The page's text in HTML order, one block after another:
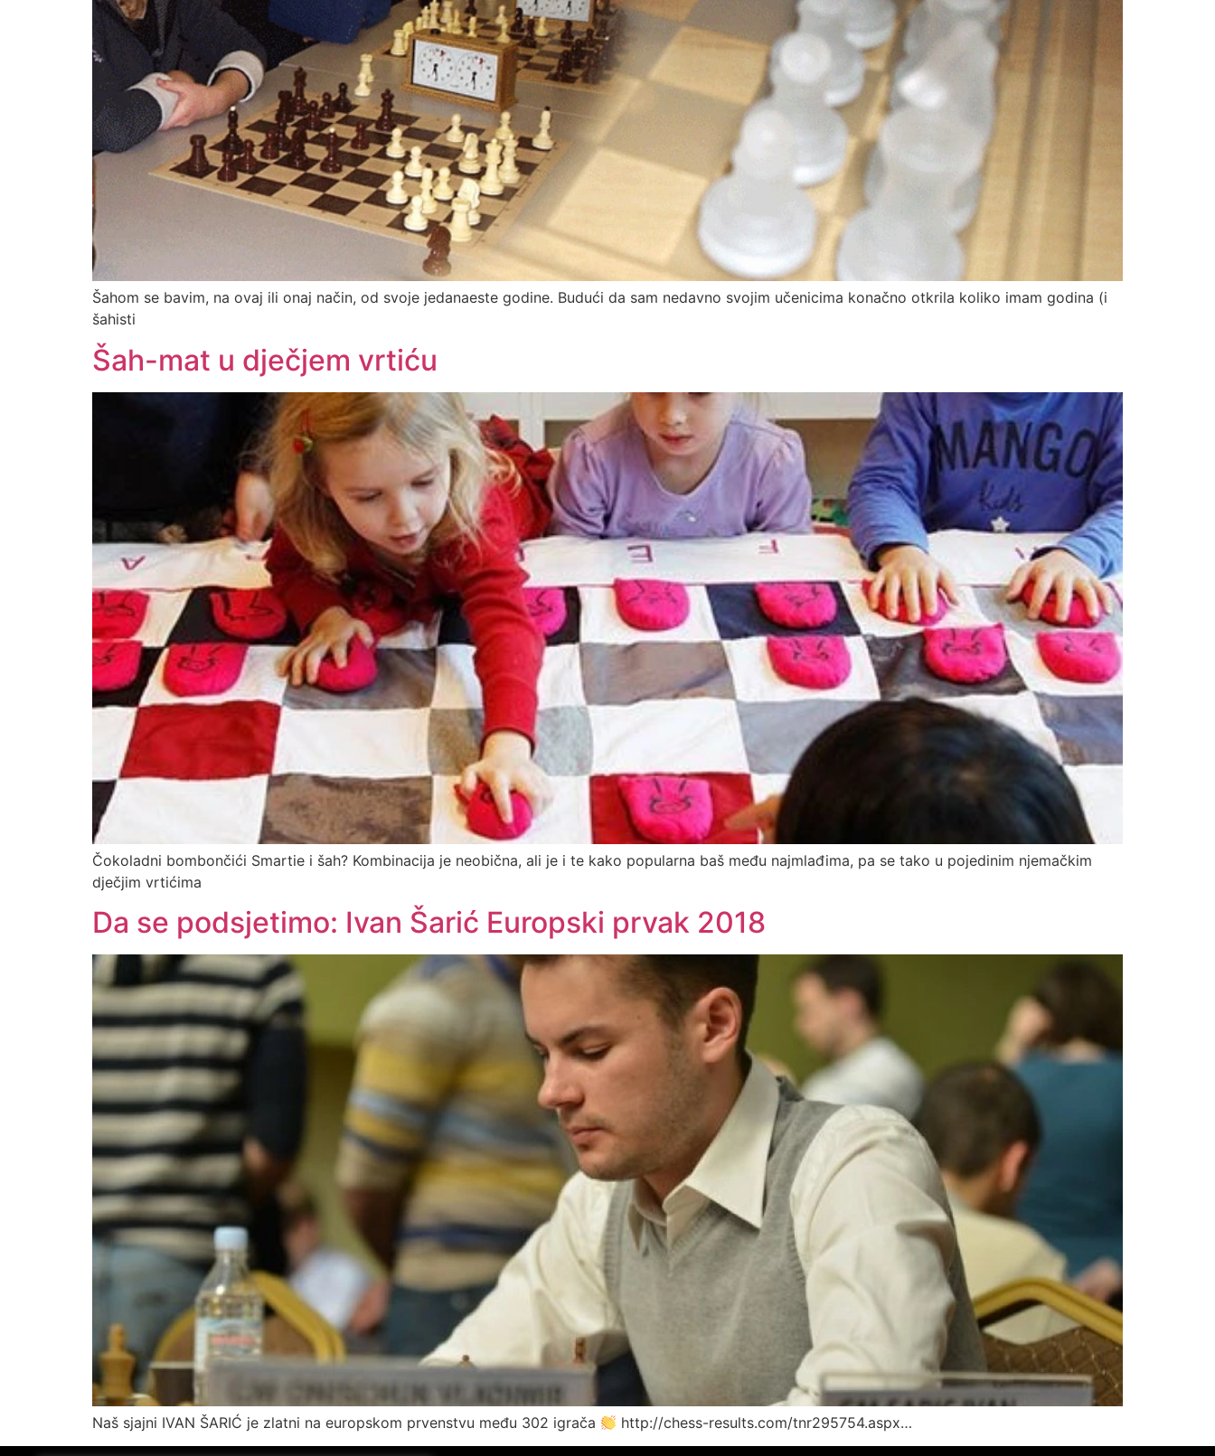
Šahom se bavim, na ovaj ili onaj način, od svoje jedanaeste godine. Budući da sam nedavno svojim učenicima konačno otkrila koliko imam godina (i
šahisti
Šah-mat u dječjem vrtiću
Čokoladni bombončići Smartie i šah? Kombinacija je neobična, ali je i te kako popularna baš među najmlađima, pa se tako u pojedinim njemačkim
dječjim vrtićima
Da se podsjetimo: Ivan Šarić Europski prvak 2018
Naš sjajni IVAN ŠARIĆ je zlatni na europskom prvenstvu među 302 igrača http://chess-results.com/tnr295754.aspx…